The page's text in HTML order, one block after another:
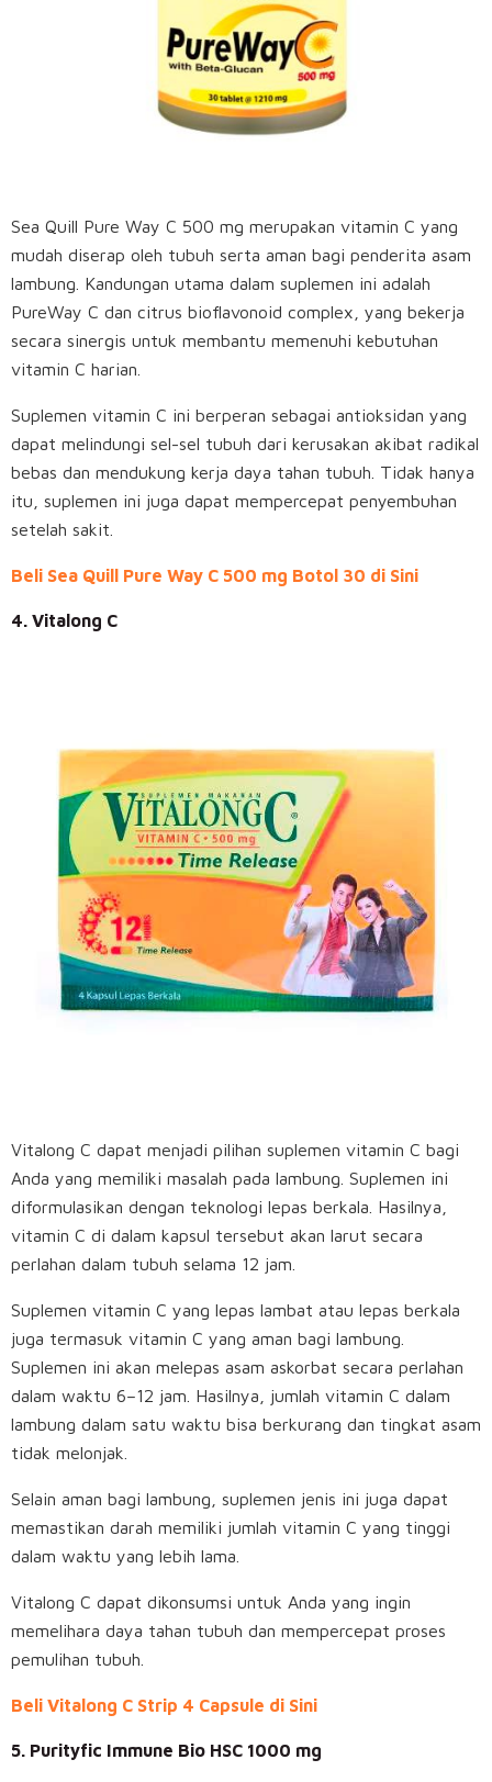
Sea Quill Pure Way C 500 mg merupakan vitamin C yang
mudah diserap oleh tubuh serta aman bagi penderita asam
lambung. Kandungan utama dalam suplemen ini adalah
PureWay C dan citrus bioflavonoid complex, yang bekerja
secara sinergis untuk membantu memenuhi kebutuhan
vitamin C harian.
Suplemen vitamin C ini berperan sebagai antioksidan yang
dapat melindungi sel-sel tubuh dari kerusakan akibat radikal
bebas dan mendukung kerja daya tahan tubuh. Tidak hanya
itu, suplemen ini juga dapat mempercepat penyembuhan
setelah sakit.
Beli Sea Quill Pure Way C 500 mg Botol 30 di Sini
4. Vitalong C
Vitalong C dapat menjadi pilihan suplemen vitamin C bagi
Anda yang memiliki masalah pada lambung. Suplemen ini
diformulasikan dengan teknologi lepas berkala. Hasilnya,
vitamin C di dalam kapsul tersebut akan larut secara
perlahan dalam tubuh selama 12 jam.
Suplemen vitamin C yang lepas lambat atau lepas berkala
juga termasuk vitamin C yang aman bagi lambung.
Suplemen ini akan melepas asam askorbat secara perlahan
dalam waktu 6–12 jam. Hasilnya, jumlah vitamin C dalam
lambung dalam satu waktu bisa berkurang dan tingkat asam
tidak melonjak.
Selain aman bagi lambung, suplemen jenis ini juga dapat
memastikan darah memiliki jumlah vitamin C yang tinggi
dalam waktu yang lebih lama.
Vitalong C dapat dikonsumsi untuk Anda yang ingin
memelihara daya tahan tubuh dan mempercepat proses
pemulihan tubuh.
Beli Vitalong C Strip 4 Capsule di Sini
5. Purityfic Immune Bio HSC 1000 mg